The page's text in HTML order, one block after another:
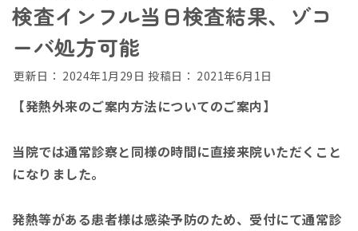
検査インフル当日検査結果、ゾコ
ーバ処方可能
更新日： 2024年1月29日 投稿日： 2021年6月1日
【発熱外来のご案内方法についてのご案内】
当院では通常診察と同様の時間に直接来院いただくこと
になりました。
発熱等がある患者様は感染予防のため、受付にて通常診